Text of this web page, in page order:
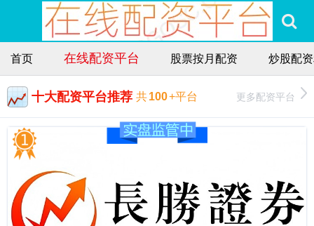
首页 在线配资平台 股票按月配资 炒股配
十大配资平台推荐 共100+平台 更多配资平台